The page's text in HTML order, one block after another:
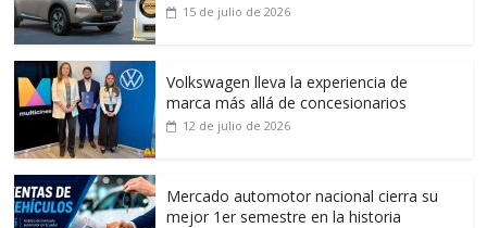
15 de julio de 2026
Volkswagen lleva la experiencia de
marca más allá de concesionarios
12 de julio de 2026
Mercado automotor nacional cierra su
mejor 1er semestre en la historia